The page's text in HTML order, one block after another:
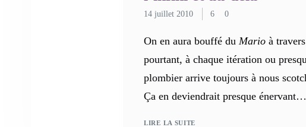
14 juillet 2010 6 0
On en aura bouffé du Mario à
pourtant, à chaque itération ou
plombier arrive toujours à nous
Ça en deviendrait presque énervant…
LIRE LA SUITE